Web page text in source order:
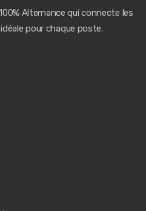
Alternance qui connecte les
pour chaque poste.